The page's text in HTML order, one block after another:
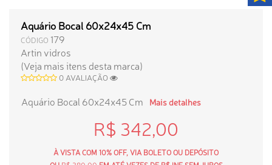
Aquário Bocal 60x24x45 Cm
CÓDIGO 179
Artin vidros
(Veja mais itens desta marca)
0 AVALIAÇÃO
Aquário Bocal 60x24x45 Cm Mais detalhes
R$ 342,00
À VISTA COM 10% OFF, VIA BOLETO OU DEPÓSITO